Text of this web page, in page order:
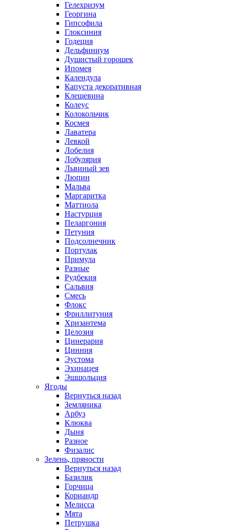
Гелехризум
Георгина
Гипсофила
Глоксиния
Годеция
Дельфиниум
Душистый горошек
Ипомея
Календула
Капуста декоративная
Клещевина
Колеус
Колокольчик
Космея
Лаватера
Левкой
Лобелия
Лобулярия
Львиный зев
Люпин
Мальва
Маргаритка
Маттиола
Настурция
Пеларгония
Петуния
Подсолнечник
Портулак
Примула
Разные
Рудбекия
Сальвия
Смесь
Флокс
Фриллитуния
Хризантема
Целозия
Цинерария
Цинния
Эустома
Эхинацея
Эшшольция
Ягоды
Вернуться назад
Земляника
Арбуз
Клюква
Дыня
Разное
Физалис
Зелень, пряности
Вернуться назад
Базилик
Горчица
Кориандр
Мелисса
Мята
Петрушка